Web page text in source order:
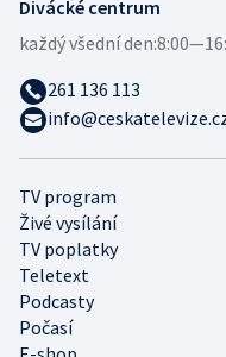
TV program
Živé vysílání
TV poplatky
Teletext
Podcasty
Počasí
Divácké centrum
každý všední den:
261 136 113